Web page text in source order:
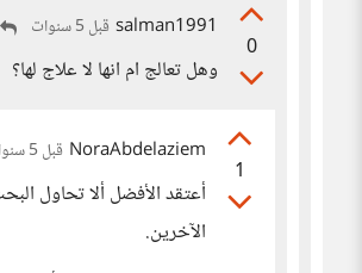
0
salman1991 قبل 5 سنوات
وهل تعالج ام انها لا علاج لها؟
1
NoraAbdelaziem قبل 5 سنوات
أعتقد الأفضل ألا تحاول
الآخرين.